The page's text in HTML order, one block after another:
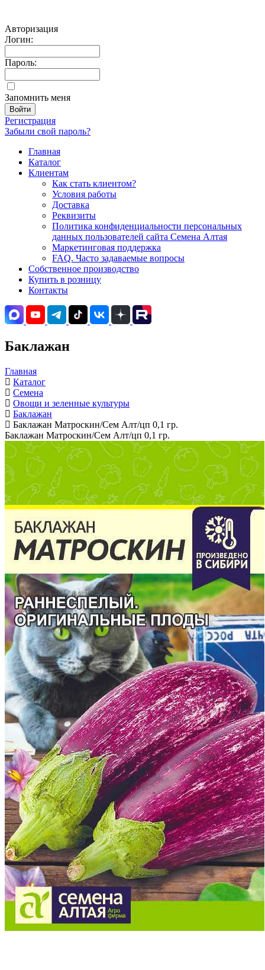
Авторизация
Логин:
Пароль:
Запомнить меня
Регистрация
Забыли свой пароль?
Главная
Каталог
Клиентам
Как стать клиентом?
Условия работы
Доставка
Реквизиты
Политика конфиденциальности персональных
данных пользователей сайта Семена Алтая
Маркетинговая поддержка
FAQ. Часто задаваемые вопросы
Собственное производство
Купить в розницу
Контакты
Баклажан
Главная
Каталог
Семена
Овощи и зеленные культуры
Баклажан
Баклажан Матроскин/Сем Алт/цп 0,1 гр.
Баклажан Матроскин/Сем Алт/цп 0,1 гр.